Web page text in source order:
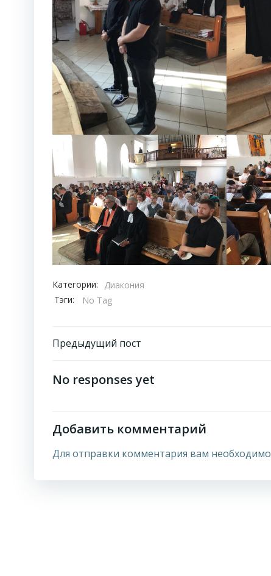
Категории:
Диакония
Тэги:
No Tag
Навигация
по
Предыдущий пост
No responses yet
Добавить комментарий
Для отправки комментария вам необходимо